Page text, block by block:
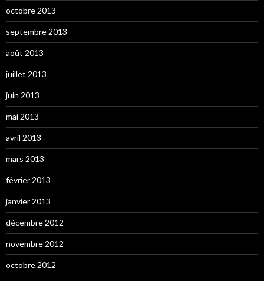
octobre 2013
septembre 2013
août 2013
juillet 2013
juin 2013
mai 2013
avril 2013
mars 2013
février 2013
janvier 2013
décembre 2012
novembre 2012
octobre 2012